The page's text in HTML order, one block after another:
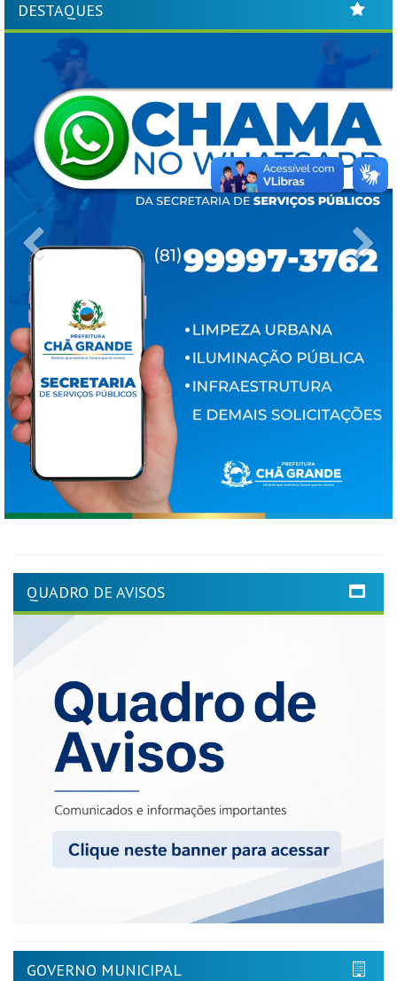
DESTAQUES
QUADRO DE AVISOS
GOVERNO MUNICIPAL